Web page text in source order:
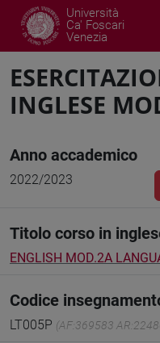
Università
Ca' Foscari
Venezia
INGLESE
Anno accademico
2022/2023
Titolo corso in
ENGLISH MOD.2A
Codice
LT005P (AF:369583